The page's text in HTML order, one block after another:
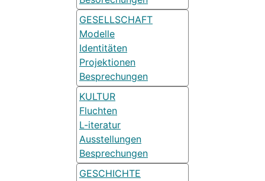
GESELLSCHAFT
Modelle
Identitäten
Projektionen
Besprechungen
KULTUR
Fluchten
L-iteratur
Ausstellungen
Besprechungen
GESCHICHTE